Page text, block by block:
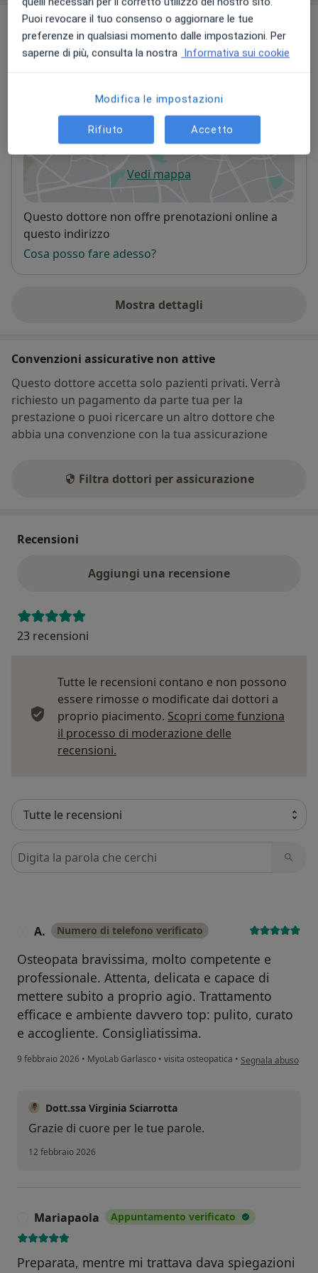
Indirizzi (4)
Indirizzo 1 Indirizzo 2 Indirizzo 3 Indirizzo 4
Studio Clinico Lombardini
Via Alessandro Manzoni 35, Monza20900
Vedi mappasi apre in una nuova scheda
Disponibilità
Questo dottore non offre prenotazioni online a
questo indirizzo
Cosa posso fare adesso?
Mostra dettagli
sull'indirizzo
Convenzioni assicurative non attive
Questo dottore accetta solo pazienti privati. Verrà
richiesto un pagamento da parte tua per la
prestazione o puoi ricercare un altro dottore che
abbia una convenzione con la tua assicurazione
Filtra dottori per assicurazione
Recensioni
Aggiungi una recensione
23 recensioni
Tutte le recensioni contano e non possono
essere rimosse o modificate dai dottori a
proprio piacimento. Scopri come funziona
il processo di moderazione delle
recensioni.
Cerca nelle recensioni
A. Numero di telefono verificato
Osteopata bravissima, molto competente e
professionale. Attenta, delicata e capace di
mettere subito a proprio agio. Trattamento
efficace e ambiente davvero top: pulito, curato
e accogliente. Consigliatissima.
9 febbraio 2026 • MyoLab Garlasco • visita osteopatica • secondo l'opinione
Segnala abuso
Dott.ssa Virginia Sciarrotta
Grazie di cuore per le tue parole.
12 febbraio 2026
Mariapaola Appuntamento verificato
Preparata, mentre mi trattava dava spiegazioni
Puoi revocare il tuo consenso o aggiornare le tue
preferenze in qualsiasi momento dalle impostazioni. Per
saperne di più, consulta la nostra Informativa sui cookie
Modifica le impostazioni
Rifiuto Accetto